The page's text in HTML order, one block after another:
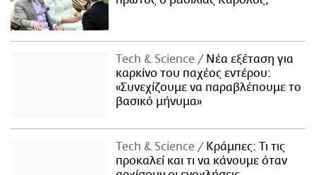
Τech & Science
Νέα εξέταση για
καρκίνο του παχέος εντέρου:
«Συνεχίζουμε να παραβλέπουμε το
βασικό μήνυμα»
Τech & Science
Κράμπες: Τι τις
προκαλεί και τι να κάνουμε όταν